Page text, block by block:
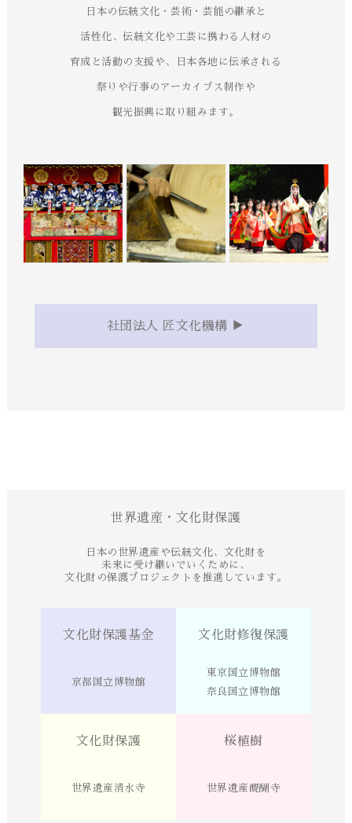
日本の伝統文化・芸術・芸能の継承と
活性化、伝統文化や工芸に携わる人材の
育成と活動の支援や、 日本各地に伝承される
祭りや行事のアーカイブス制作や
観光振興に取り組みます。
社団法人 匠文化機構 ▶
世界遺産・文化財保護
日本の世界遺産や伝統文化、文化財を
未来に受け継いでいくために、
文化財の保護プロジェクトを推進しています。
文化財保護基金 文化財修復保護
京都国立博物館
東京国立博物館
奈良国立博物館
文化財保護 桜植樹
世界遺産清水寺 世界遺産醍醐寺